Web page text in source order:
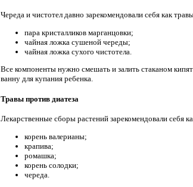
Череда и чистотел давно зарекомендовали себя как
пара кристалликов марганцовки;
чайная ложка сушеной череды;
чайная ложка сухого чистотела.
Все компоненты нужно смешать и залить стаканом
ванну для купания ребенка.
Травы против диатеза
Лекарственные сборы растений зарекомендовали себя
корень валерианы;
крапива;
ромашка;
корень солодки;
череда.